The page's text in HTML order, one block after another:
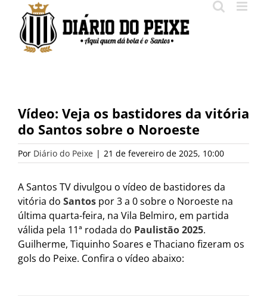
conteúdo
Vídeo: Veja os bastidores da vitória
do Santos sobre o Noroeste
Por Diário do Peixe | 21 de fevereiro de 2025, 10:00
A Santos TV divulgou o vídeo de bastidores da
vitória do Santos por 3 a 0 sobre o Noroeste na
última quarta-feira, na Vila Belmiro, em partida
válida pela 11ª rodada do Paulistão 2025.
Guilherme, Tiquinho Soares e Thaciano fizeram os
gols do Peixe. Confira o vídeo abaixo: